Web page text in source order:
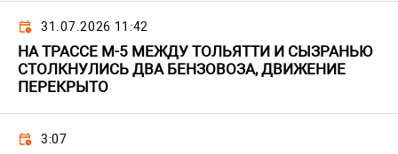
31.07.2026 11:42
НА ТРАССЕ М-5 МЕЖДУ ТОЛЬЯТТИ И СЫЗРАНЬЮ
СТОЛКНУЛИСЬ ДВА БЕНЗОВОЗА, ДВИЖЕНИЕ
ПЕРЕКРЫТО
3:07